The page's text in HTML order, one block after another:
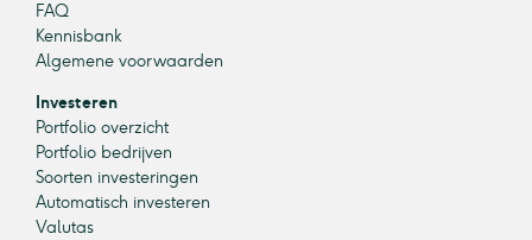
FAQ
Kennisbank
Algemene voorwaarden
Investeren
Portfolio overzicht
Portfolio bedrijven
Soorten investeringen
Automatisch investeren
Valutas